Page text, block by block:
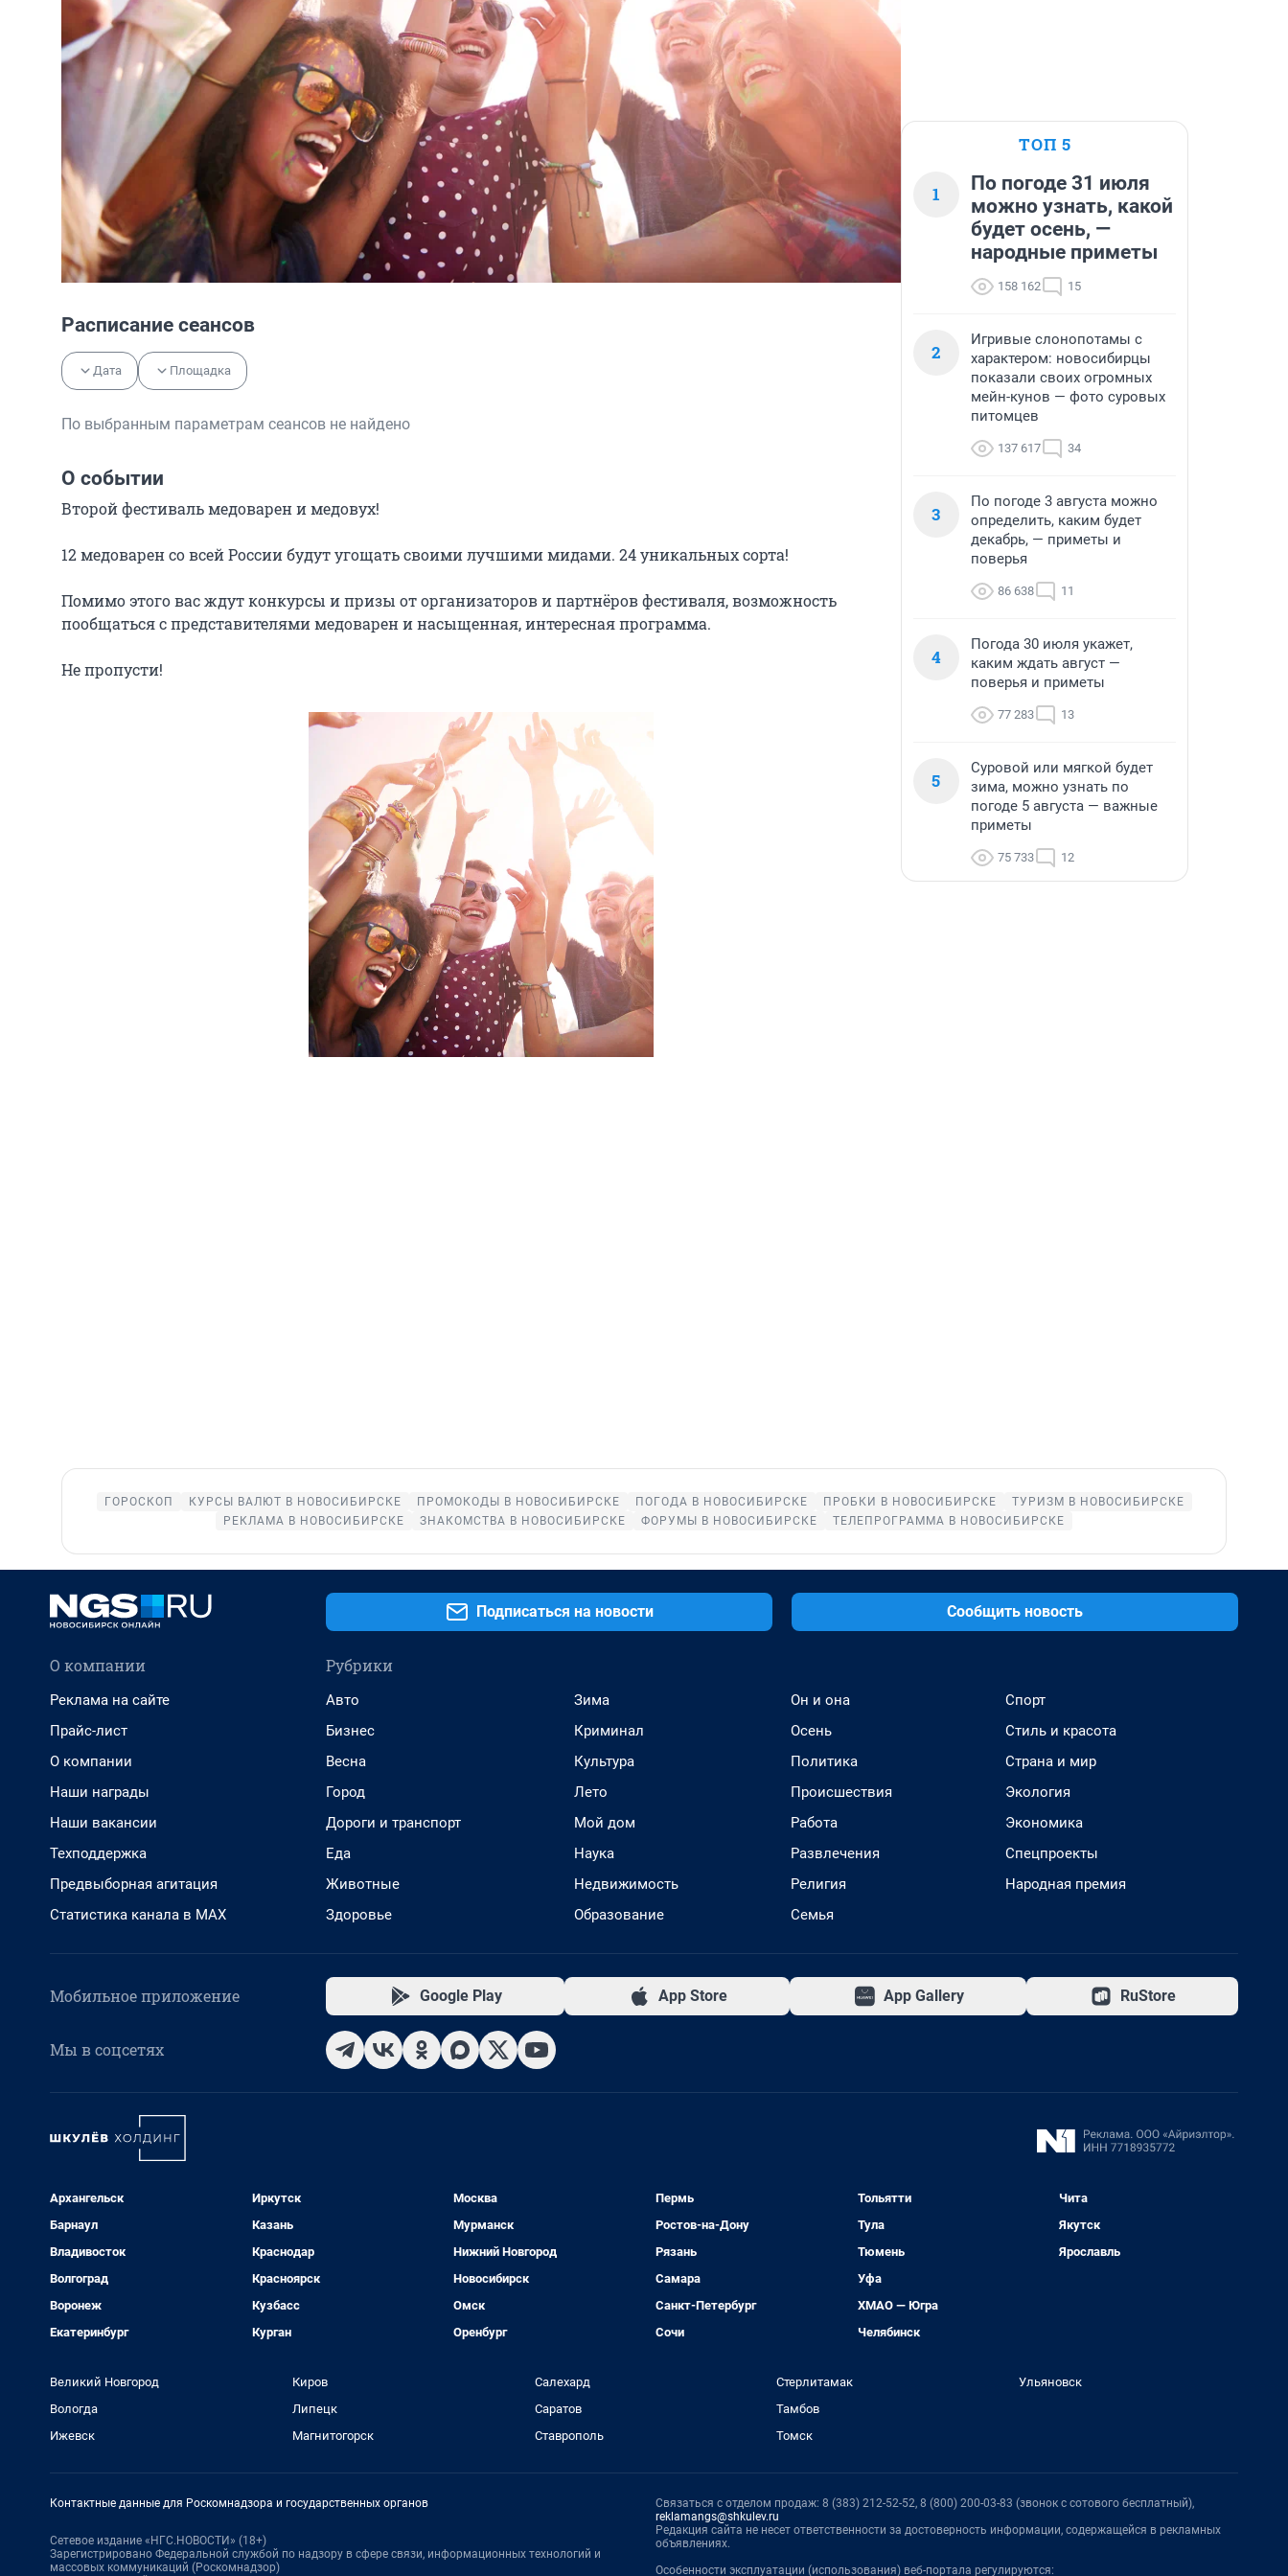
Расписание сеансов
Дата Площадка
По выбранным параметрам сеансов не найдено
О событии
Второй фестиваль медоварен и медовух!
12 медоварен со всей России будут угощать своими лучшими мидами. 24 уникальных сорта!
Помимо этого вас ждут конкурсы и призы от организаторов и партнёров фестиваля, возможность
пообщаться с представителями медоварен и насыщенная, интересная программа.
Не пропусти!
ТОП 5
1
По погоде 31 июля
можно узнать, какой
будет осень, —
народные приметы
158 162 15
2
Игривые слонопотамы с
характером: новосибирцы
показали своих огромных
мейн-кунов — фото суровых
питомцев
137 617 34
3
По погоде 3 августа можно
определить, каким будет
декабрь, — приметы и
поверья
86 638 11
4
Погода 30 июля укажет,
каким ждать август —
поверья и приметы
77 283 13
5
Суровой или мягкой будет
зима, можно узнать по
погоде 5 августа — важные
приметы
75 733 12
ГОРОСКОП КУРСЫ ВАЛЮТ В НОВОСИБИРСКЕ ПРОМОКОДЫ В НОВОСИБИРСКЕ ПОГОДА В НОВОСИБИРСКЕ ПРОБКИ В НОВОСИБИРСКЕ
ТУРИЗМ В НОВОСИБИРСКЕ
РЕКЛАМА В НОВОСИБИРСКЕ
ЗНАКОМСТВА В НОВОСИБИРСКЕ ФОРУМЫ В НОВОСИБИРСКЕ ТЕЛЕПРОГРАММА В НОВОСИБИРСКЕ
Подписаться на новости Сообщить новость
О компании
Реклама на сайте
Прайс-лист
О компании
Наши награды
Наши вакансии
Техподдержка
Предвыборная агитация
Статистика канала в MAX
Рубрики
Авто
Бизнес
Весна
Город
Дороги и транспорт
Еда
Животные
Здоровье
Зима
Криминал
Культура
Лето
Мой дом
Наука
Недвижимость
Образование
Он и она
Осень
Политика
Происшествия
Работа
Развлечения
Религия
Семья
Спорт
Стиль и красота
Страна и мир
Экология
Экономика
Спецпроекты
Народная премия
Мобильное приложение Google Play App Store App Gallery RuStore
Мы в соцсетях
Архангельск
Барнаул
Владивосток
Волгоград
Воронеж
Екатеринбург
Иркутск
Казань
Краснодар
Красноярск
Кузбасс
Курган
Москва
Мурманск
Нижний Новгород
Новосибирск
Омск
Оренбург
Пермь
Ростов-на-Дону
Рязань
Самара
Санкт-Петербург
Сочи
Тольятти
Тула
Тюмень
Уфа
ХМАО — Югра
Челябинск
Чита
Якутск
Ярославль
Великий Новгород
Вологда
Ижевск
Киров
Липецк
Магнитогорск
Салехард
Саратов
Ставрополь
Стерлитамак
Тамбов
Томск
Ульяновск
Контактные данные для Роскомнадзора и государственных органов
Сетевое издание «НГС.НОВОСТИ» (18+)
Зарегистрировано Федеральной службой по надзору в сфере связи, информационных технологий и
массовых коммуникаций (Роскомнадзор)
Связаться с отделом продаж: 8 (383) 212-52-52, 8 (800) 200-03-83 (звонок с сотового бесплатный),
reklamangs@shkulev.ru
Редакция сайта не несет ответственности за достоверность информации, содержащейся в рекламных
объявлениях.
Особенности эксплуатации (использования) веб-портала регулируются: